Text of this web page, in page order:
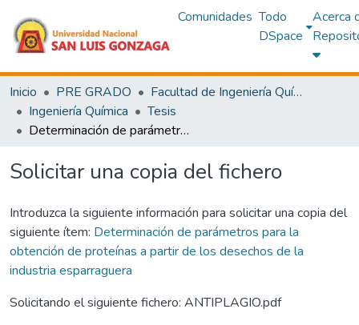
Comunidades Todo
DSpace
Acerca
Inicio PRE GRADO
Facultad de Ingeniería Química y Petroquímica
Ingeniería Química
Tesis
Determinación de parámetros para la obtención de proteínas a partir de los desechos de la industria esparraguera
Solicitar una copia del fichero
Introduzca la siguiente información para solicitar una copia del
siguiente ítem: Determinación de parámetros para la
obtención de proteínas a partir de los desechos de la
industria esparraguera
Solicitando el siguiente fichero: ANTIPLAGIO.pdf